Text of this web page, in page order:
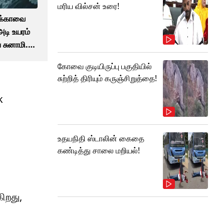
உயரம்
மரிய வில்சன் உரை!
கோவை குடியிருப்பு பகுதியில்
சுற்றித் திரியும் கருஞ்சிறுத்தை!
உதயநிதி ஸ்டாலின் கைதை
கண்டித்து சாலை மறியல்!